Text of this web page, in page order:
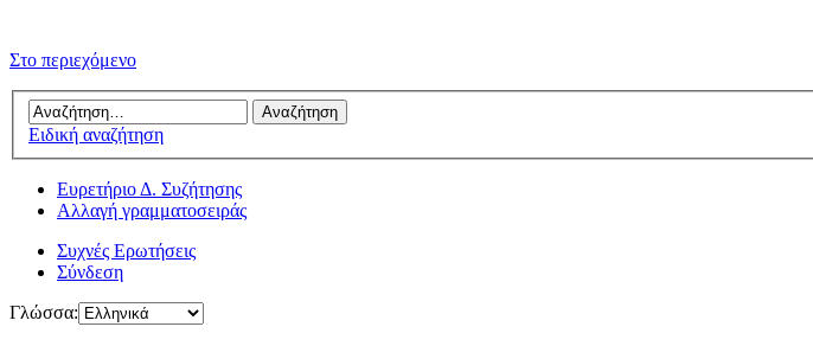
Στο περιεχόμενο
Ειδική αναζήτηση
Ευρετήριο Δ. Συζήτησης
Αλλαγή γραμματοσειράς
Συχνές Ερωτήσεις
Σύνδεση
Γλώσσα: